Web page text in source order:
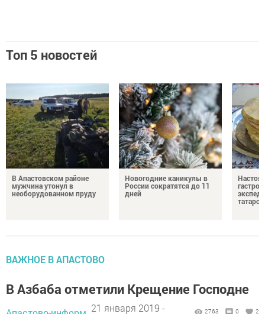
Топ 5 новостей
В Апастовском районе
мужчина утонул в
необорудованном пруду
Новогодние каникулы в
России сократятся до 11
дней
ВАЖНОЕ В АПАСТОВО
В Азбаба отметили Крещение Господне
21 января 2019 -
2763 0 2